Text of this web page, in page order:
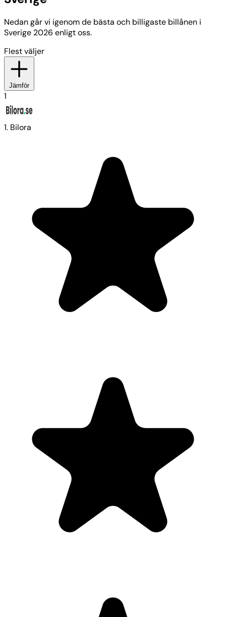
Nedan går vi igenom de bästa och billigaste billånen i
Sverige 2026 enligt oss.
Flest väljer
Jämför
1
1. Bilora